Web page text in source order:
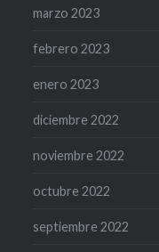
marzo 2023
febrero 2023
enero 2023
diciembre 2022
noviembre 2022
octubre 2022
septiembre 2022